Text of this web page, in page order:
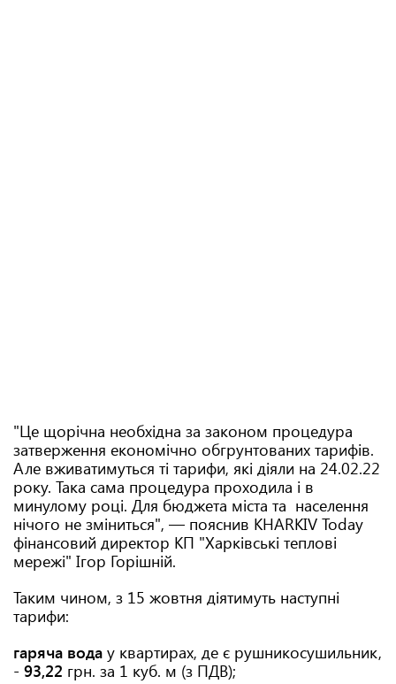
"Це щорічна необхідна за законом процедура
затверження економічно обгрунтованих тарифів.
Але вживатимуться ті тарифи, які діяли на 24.02.22
року. Така сама процедура проходила і в
минулому році. Для бюджета міста та населення
нічого не зміниться", — пояснив KHARKIV Today
фінансовий директор КП "Харківські теплові
мережі" Ігор Горішній.
Таким чином, з 15 жовтня діятимуть наступні
тарифи:
гаряча вода у квартирах, де є рушникосушильник,
- 93,22 грн. за 1 куб. м (з ПДВ);